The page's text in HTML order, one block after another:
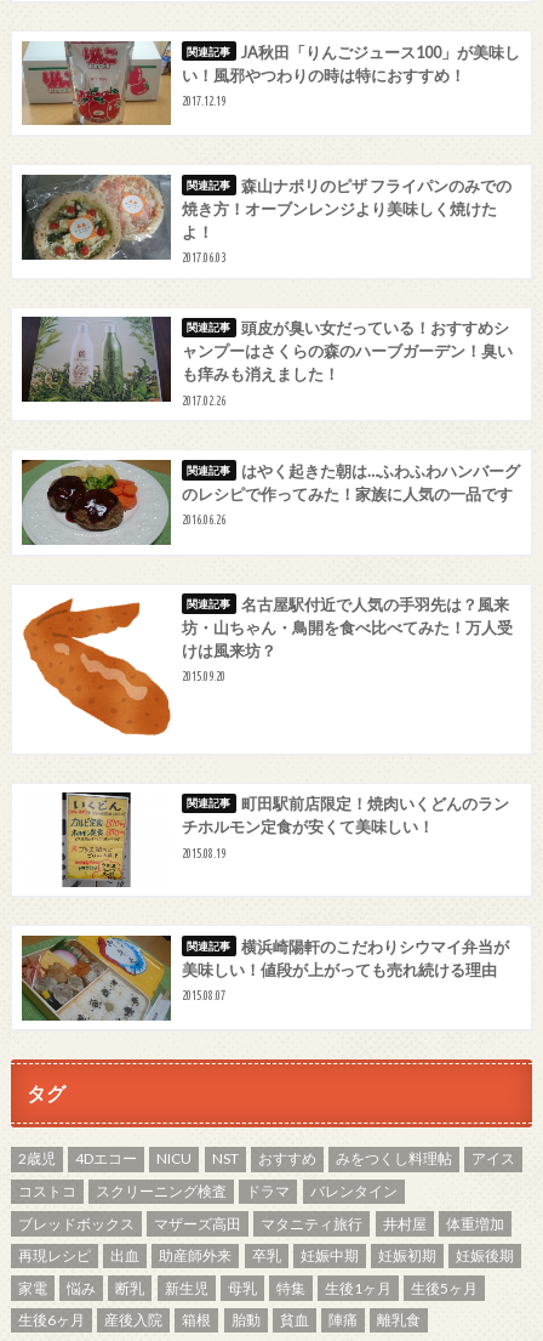
JA秋田「りんごジュース100」が美味し
い！風邪やつわりの時は特におすすめ！
2017.12.19
森山ナポリのピザ フライパンのみでの
焼き方！オーブンレンジより美味しく焼けた
よ！
2017.06.03
頭皮が臭い女だっている！おすすめシ
ャンプーはさくらの森のハーブガーデン！臭い
も痒みも消えました！
2017.02.26
はやく起きた朝は…ふわふわハンバーグ
のレシピで作ってみた！家族に人気の一品です
2016.06.26
名古屋駅付近で人気の手羽先は？風来
坊・山ちゃん・鳥開を食べ比べてみた！万人受
けは風来坊？
2015.09.20
町田駅前店限定！焼肉いくどんのラン
チホルモン定食が安くて美味しい！
2015.08.19
横浜崎陽軒のこだわりシウマイ弁当が
美味しい！値段が上がっても売れ続ける理由
2015.08.07
タグ
2歳児 4Dエコー NICU NST おすすめ みをつくし料理帖
アイス
コストコ
スクリーニング検査 ドラマ
バレンタイン
ブレッドボックス
マザーズ高田 マタニティ旅行 井村屋
体重増加
再現レシピ
出血 助産師外来 卒乳 妊娠中期 妊娠初期
妊娠後期
家電
悩み 断乳 新生児 母乳 特集 生後1ヶ月
生後5ヶ月
生後6ヶ月
産後入院 箱根 胎動 貧血 陣痛 離乳食